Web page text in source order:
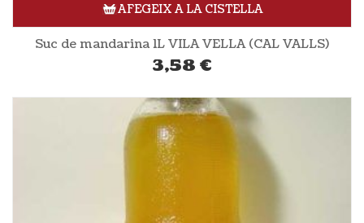
AFEGEIX A LA CISTELLA
Suc de mandarina 1L VILA VELLA (CAL VALLS)
3,58 €